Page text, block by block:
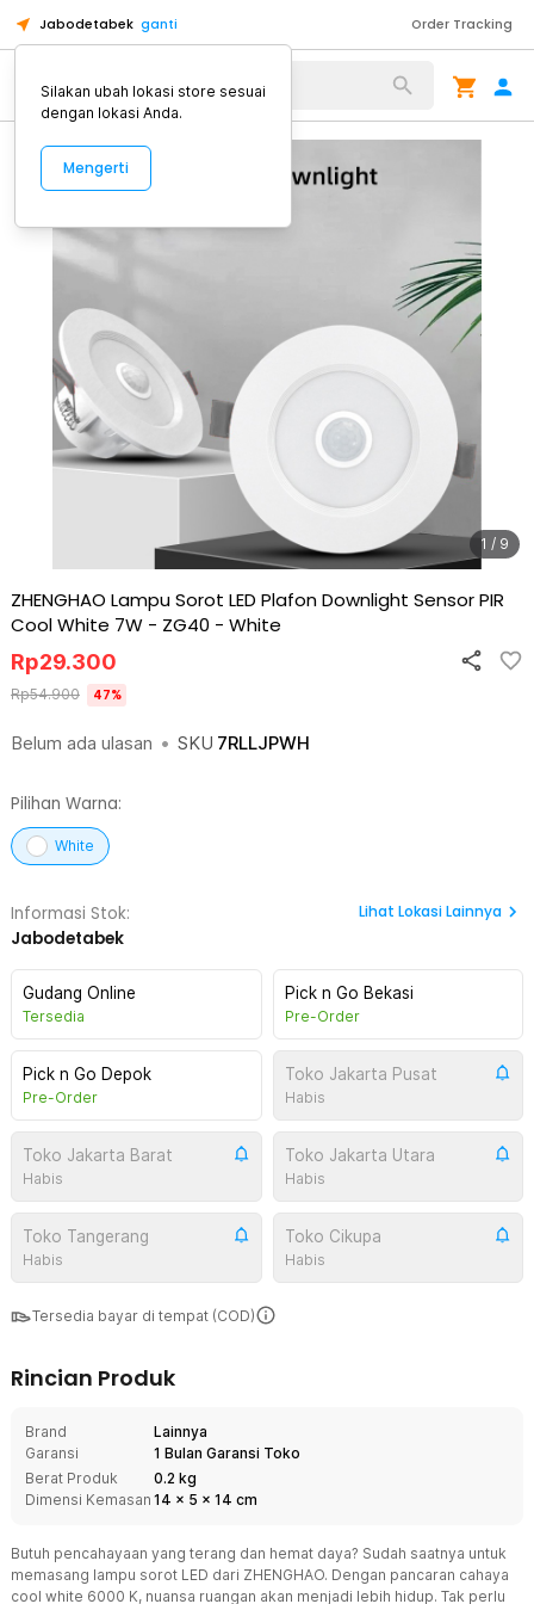
Jabodetabek ganti Order Tracking
Alat Kopi
1 / 9
ZHENGHAO Lampu Sorot LED Plafon Downlight Sensor PIR
Cool White 7W - ZG40 - White
Belum ada ulasan • SKU 7RLLJPWH
Rp29.300
Rp54.900 47%
Pilihan Warna:
White
Informasi Stok:
Jabodetabek
Lihat Lokasi Lainnya
Gudang Online
Tersedia
Pick n Go Bekasi
Pre-Order
Pick n Go Depok
Pre-Order
Toko Jakarta Pusat
Habis
Toko Jakarta Barat
Habis
Toko Jakarta Utara
Habis
Toko Tangerang
Habis
Toko Cikupa
Habis
Tersedia bayar di tempat (COD)
Rincian Produk
Brand
Lainnya
Garansi
1 Bulan Garansi Toko
Berat Produk
0.2 kg
Dimensi Kemasan 14 x 5 x 14 cm
Butuh pencahayaan yang terang dan hemat daya? Sudah saatnya untuk
memasang lampu sorot LED dari ZHENGHAO. Dengan pancaran cahaya
cool white 6000 K, nuansa ruangan akan menjadi lebih hidup. Tak perlu
Silakan ubah lokasi store sesuai
dengan lokasi Anda.
Mengerti